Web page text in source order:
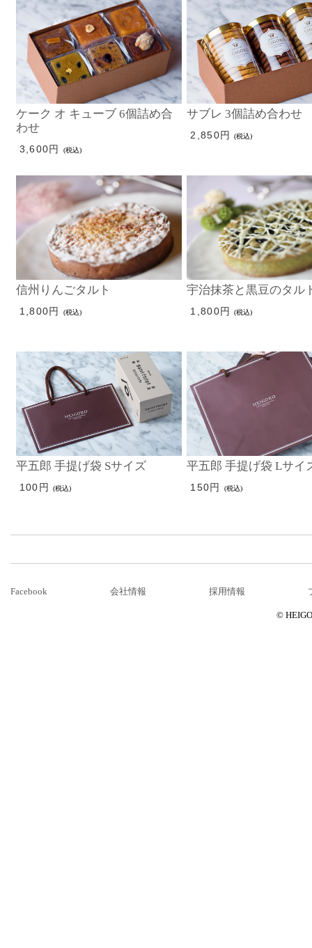
ケーク オ キューブ 6個詰め合
わせ
3,600円 (税込)
サブレ 3個詰め合わせ
2,850円 (税込)
信州りんごタルト
1,800円 (税込)
宇治抹茶と黒豆のタル
1,800円 (税込)
平五郎 手提げ袋 Sサイズ
100円 (税込)
平五郎 手提げ袋 Lサイ
150円 (税込)
Facebook 会社情報 採用情報
©